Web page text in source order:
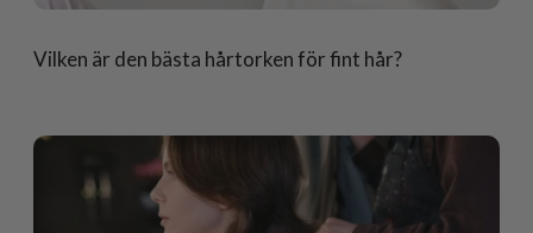
Vilken är den bästa hårtorken för fint hår?